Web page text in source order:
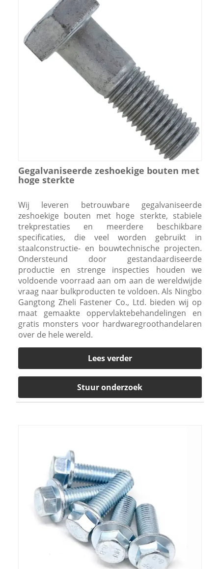
Gegalvaniseerde zeshoekige bouten met
hoge sterkte
Wij leveren betrouwbare gegalvaniseerde
zeshoekige bouten met hoge sterkte, stabiele
trekprestaties en meerdere beschikbare
specificaties, die veel worden gebruikt in
staalconstructie- en bouwtechnische projecten.
Ondersteund door gestandaardiseerde
productie en strenge inspecties houden we
voldoende voorraad aan om aan de wereldwijde
vraag naar bulkproducten te voldoen. Als Ningbo
Gangtong Zheli Fastener Co., Ltd. bieden wij op
maat gemaakte oppervlaktebehandelingen en
gratis monsters voor hardwaregroothandelaren
over de hele wereld.
Lees verder
Stuur onderzoek